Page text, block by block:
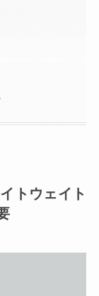
トウェイト